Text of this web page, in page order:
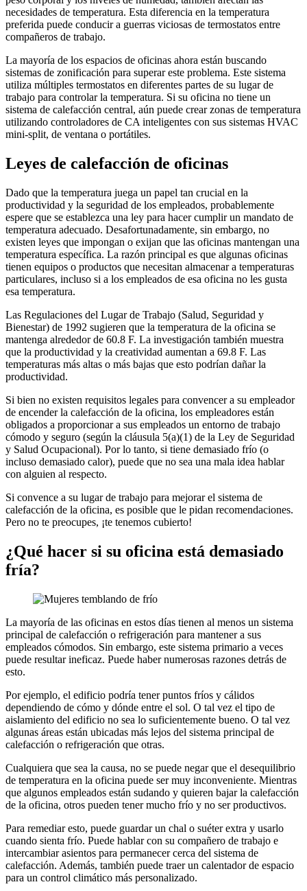
necesidades de temperatura. Esta diferencia en la temperatura
preferida puede conducir a guerras viciosas de termostatos entre
compañeros de trabajo.
La mayoría de los espacios de oficinas ahora están buscando
sistemas de zonificación para superar este problema. Este sistema
utiliza múltiples termostatos en diferentes partes de su lugar de
trabajo para controlar la temperatura. Si su oficina no tiene un
sistema de calefacción central, aún puede crear zonas de temperatura
utilizando controladores de CA inteligentes con sus sistemas HVAC
mini-split, de ventana o portátiles.
Leyes de calefacción de oficinas
Dado que la temperatura juega un papel tan crucial en la
productividad y la seguridad de los empleados, probablemente
espere que se establezca una ley para hacer cumplir un mandato de
temperatura adecuado. Desafortunadamente, sin embargo, no
existen leyes que impongan o exijan que las oficinas mantengan una
temperatura específica. La razón principal es que algunas oficinas
tienen equipos o productos que necesitan almacenar a temperaturas
particulares, incluso si a los empleados de esa oficina no les gusta
esa temperatura.
Las Regulaciones del Lugar de Trabajo (Salud, Seguridad y
Bienestar) de 1992 sugieren que la temperatura de la oficina se
mantenga alrededor de 60.8 F. La investigación también muestra
que la productividad y la creatividad aumentan a 69.8 F. Las
temperaturas más altas o más bajas que esto podrían dañar la
productividad.
Si bien no existen requisitos legales para convencer a su empleador
de encender la calefacción de la oficina, los empleadores están
obligados a proporcionar a sus empleados un entorno de trabajo
cómodo y seguro (según la cláusula 5(a)(1) de la Ley de Seguridad
y Salud Ocupacional). Por lo tanto, si tiene demasiado frío (o
incluso demasiado calor), puede que no sea una mala idea hablar
con alguien al respecto.
Si convence a su lugar de trabajo para mejorar el sistema de
calefacción de la oficina, es posible que le pidan recomendaciones.
Pero no te preocupes, ¡te tenemos cubierto!
¿Qué hacer si su oficina está demasiado
fría?
La mayoría de las oficinas en estos días tienen al menos un sistema
principal de calefacción o refrigeración para mantener a sus
empleados cómodos. Sin embargo, este sistema primario a veces
puede resultar ineficaz. Puede haber numerosas razones detrás de
esto.
Por ejemplo, el edificio podría tener puntos fríos y cálidos
dependiendo de cómo y dónde entre el sol. O tal vez el tipo de
aislamiento del edificio no sea lo suficientemente bueno. O tal vez
algunas áreas están ubicadas más lejos del sistema principal de
calefacción o refrigeración que otras.
Cualquiera que sea la causa, no se puede negar que el desequilibrio
de temperatura en la oficina puede ser muy inconveniente. Mientras
que algunos empleados están sudando y quieren bajar la calefacción
de la oficina, otros pueden tener mucho frío y no ser productivos.
Para remediar esto, puede guardar un chal o suéter extra y usarlo
cuando sienta frío. Puede hablar con su compañero de trabajo e
intercambiar asientos para permanecer cerca del sistema de
calefacción. Además, también puede traer un calentador de espacio
para un control climático más personalizado.